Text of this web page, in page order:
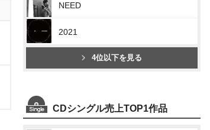
NEED
2021
4位以下を見る
CDシングル売上TOP1作品